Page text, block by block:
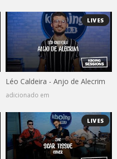
LIVES
Léo Caldeira - Anjo de Alecrim
adicionado em
LIVES